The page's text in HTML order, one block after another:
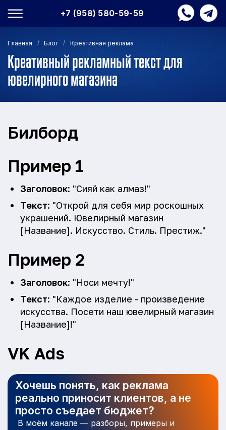
+7 (958) 580-59-59
Главная / Блог / Креативная реклама
Креативный рекламный текст для
ювелирного магазина
Билборд
Пример 1
Заголовок: "Сияй как алмаз!"
Текст: "Открой для себя мир роскошных
украшений. Ювелирный магазин
[Название]. Искусство. Стиль. Престиж."
Пример 2
Заголовок: "Носи мечту!"
Текст: "Каждое изделие - произведение
искусства. Посети наш ювелирный магазин
[Название]!"
VK Ads
Хочешь понять, как реклама
реально приносит клиентов, а не
просто съедает бюджет?
В моём канале — разборы, примеры и